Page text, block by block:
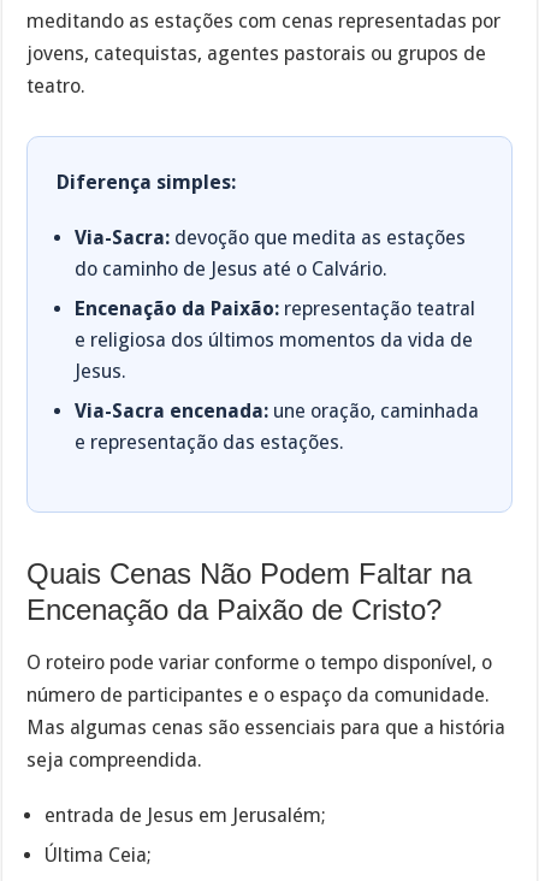
meditando as estações com cenas representadas por
jovens, catequistas, agentes pastorais ou grupos de
teatro.
Diferença simples:
Via-Sacra: devoção que medita as estações
do caminho de Jesus até o Calvário.
Encenação da Paixão: representação teatral
e religiosa dos últimos momentos da vida de
Jesus.
Via-Sacra encenada: une oração, caminhada
e representação das estações.
Quais Cenas Não Podem Faltar na
Encenação da Paixão de Cristo?
O roteiro pode variar conforme o tempo disponível, o
número de participantes e o espaço da comunidade.
Mas algumas cenas são essenciais para que a história
seja compreendida.
entrada de Jesus em Jerusalém;
Última Ceia;